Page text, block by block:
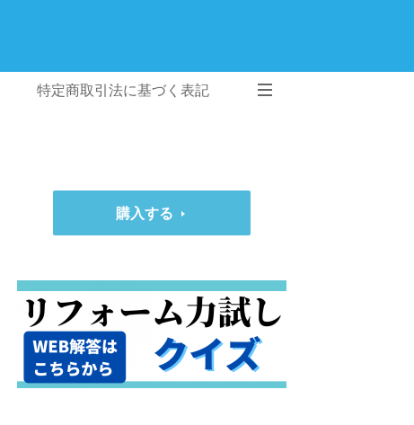
特定商取引法に基づく表記
購入する